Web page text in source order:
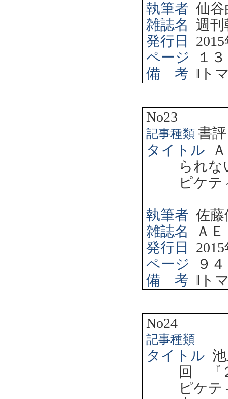
執筆者 仙谷
雑誌名
週刊
発行日
2015
ページ
１
備 考 ‖ ト
No23
記事種類 書評
タイトル
られ
ピケテ
執筆者 佐藤
雑誌名
Ａ
発行日
2015
ページ
９４
備 考 ‖ ト
No24
記事種類
タイトル
回 『
ピケテ